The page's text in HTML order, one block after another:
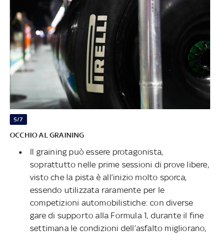
5/7
OCCHIO AL GRAINING
Il graining può essere protagonista,
soprattutto nelle prime sessioni di prove libere,
visto che la pista è all’inizio molto sporca,
essendo utilizzata raramente per le
competizioni automobilistiche: con diverse
gare di supporto alla Formula 1, durante il fine
settimana le condizioni dell’asfalto migliorano,